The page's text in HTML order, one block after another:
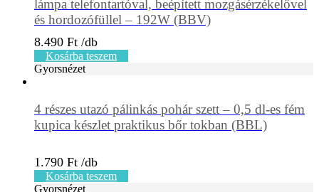
lámpa telefontartóval, beépített mozgásérzékelővel
és hordozófüllel – 192W (BBV)
8.490 Ft
Kosárba teszem
Gyorsnézet
4 részes utazó pálinkás pohár szett – 0,5 dl-es fém
kupica készlet praktikus bőr tokban (BBL)
1.790 Ft
Kosárba teszem
Gyorsnézet